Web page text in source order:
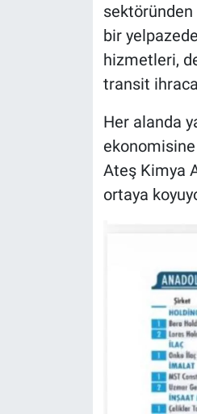
sektöründen
bir
hizmetleri,
transit
Her alanda
Ateş Kimya
ortaya